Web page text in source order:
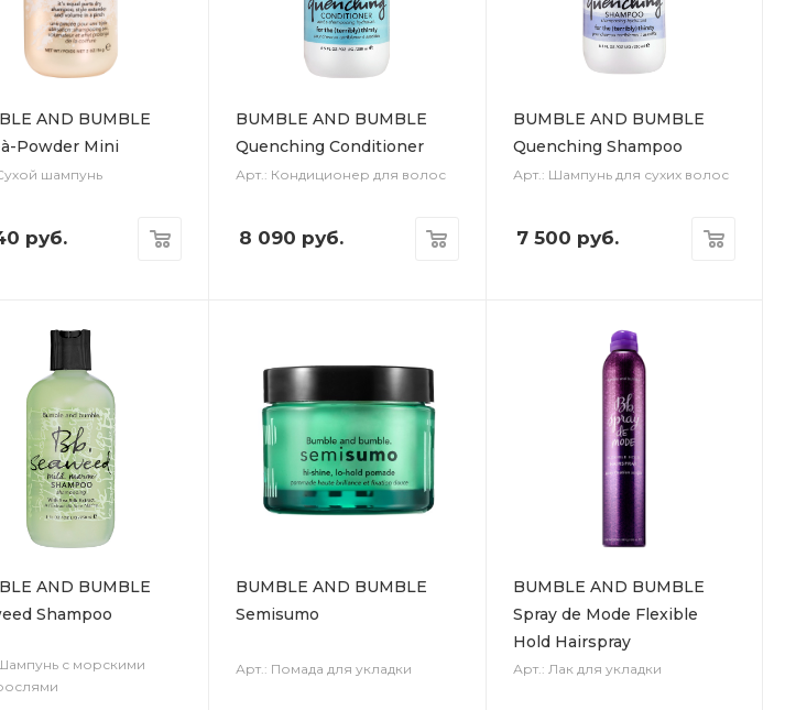
AND BUMBLE
Powder Mini
шампунь
руб.
BUMBLE AND BUMBLE
Quenching Conditioner
Арт.: Кондиционер для волос
8 090 руб.
BUMBLE AND BUMBLE
Quenching Shampoo
Арт.: Шампунь для сухих волос
7 500 руб.
AND BUMBLE
Shampoo
с морскими
BUMBLE AND BUMBLE
Semisumo
Арт.: Помада для укладки
BUMBLE AND BUMBLE
Spray de Mode Flexible
Hold Hairspray
Арт.: Лак для укладки